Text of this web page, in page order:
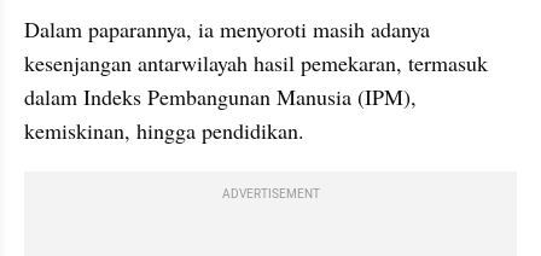
Dalam paparannya, ia menyoroti masih adanya
kesenjangan antarwilayah hasil pemekaran, termasuk
dalam Indeks Pembangunan Manusia (IPM),
kemiskinan, hingga pendidikan.
ADVERTISEMENT